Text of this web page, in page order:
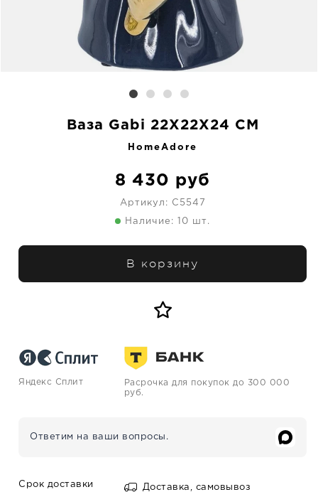
Ваза Gabi 22X22X24 CM
HomeAdore
8 430 руб
Артикул: C5547
Наличие: 10 шт.
В корзину
Яндекс Сплит
Расрочка для покупок до 300 000
руб.
Ответим на ваши вопросы.
Срок доставки
Доставка, самовывоз